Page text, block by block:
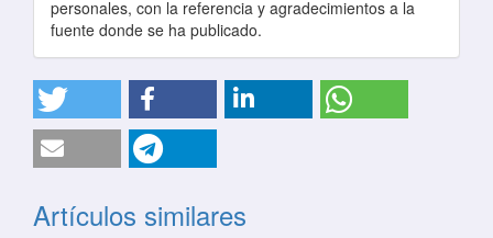
personales, con la referencia y agradecimientos a la
fuente donde se ha publicado.
Artículos similares